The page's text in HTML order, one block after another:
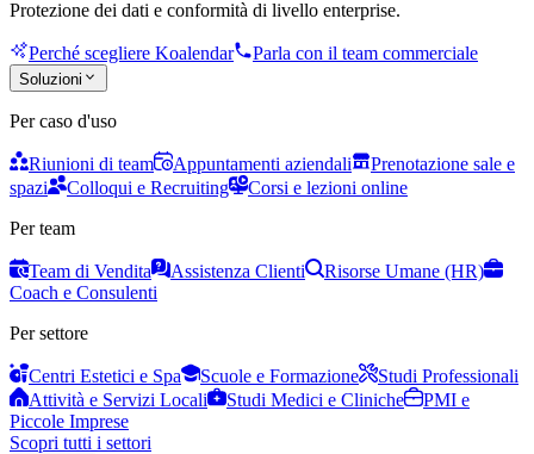
Protezione dei dati e conformità di livello enterprise.
Perché scegliere Koalendar Parla con il team commerciale
Soluzioni
Per caso d'uso
Riunioni di team Appuntamenti aziendali
Prenotazione sale e
spazi
Colloqui e Recruiting
Corsi e lezioni online
Per team
Team di Vendita Assistenza Clienti
Risorse Umane (HR)
Coach e Consulenti
Per settore
Centri Estetici e Spa Scuole e Formazione
Studi Professionali
Attività e Servizi Locali
Studi Medici e Cliniche
PMI e
Piccole Imprese
Scopri tutti i settori